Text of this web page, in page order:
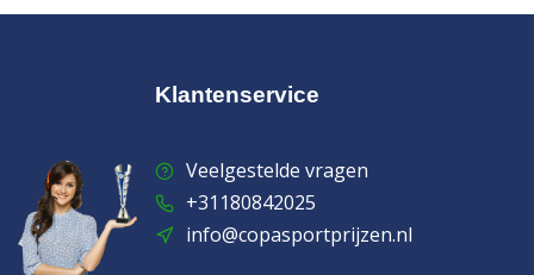
Klantenservice
Veelgestelde vragen
+31180842025
info@copasportprijzen.nl